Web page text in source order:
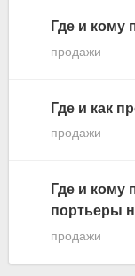
Где и кому
продажи
Где и как
продажи
Где и кому
портьеры
продажи